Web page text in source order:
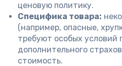
ценовую политику.
Специфика товара:
(например, опасные,
требуют особых условий
дополнительного
стоимость.